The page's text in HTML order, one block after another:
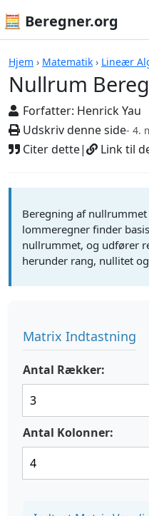
🧮 Beregner.org
Hjem › Matematik › Lineær
Nullrum
Forfatter: Henrick Yau
Udskriv denne side- 4.
Citer dette| Link til
Beregnere
Beregning af
lommeregner finder
nullrummet, og udfører
herunder rang, nullitet
Matrix Indtastning
Antal Rækker:
Antal Kolonner: